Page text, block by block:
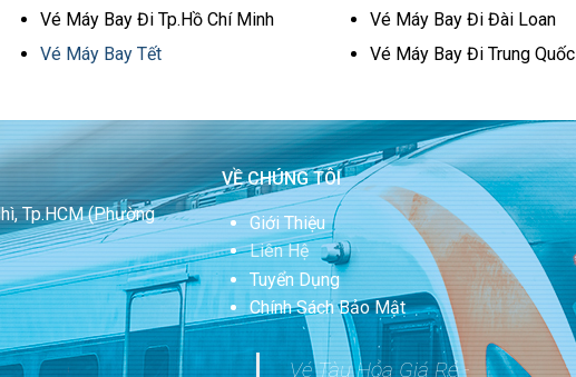
Vé Máy Bay Đi Tp.Hồ Chí Minh
Vé Máy Bay Tết
Vé Máy Bay Đi Đài Loan
Vé Máy Bay Đi Trung Quốc
Tp.HCM(Phường
VỀ CHÚNG TÔI
Giới Thiệu
Liên Hệ
Tuyển Dụng
Chính Sách Bảo Mật
Vé Tàu Hỏa Giá Rẻ -